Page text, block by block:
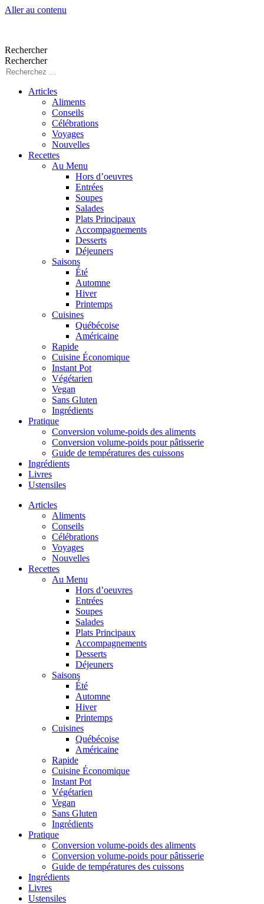
Aller au contenu
Rechercher
Rechercher
Articles
Aliments
Conseils
Célébrations
Voyages
Nouvelles
Recettes
Au Menu
Hors d’oeuvres
Entrées
Soupes
Salades
Plats Principaux
Accompagnements
Desserts
Déjeuners
Saisons
Été
Automne
Hiver
Printemps
Cuisines
Québécoise
Américaine
Rapide
Cuisine Économique
Instant Pot
Végétarien
Vegan
Sans Gluten
Ingrédients
Pratique
Conversion volume-poids des aliments
Conversion volume-poids pour pâtisserie
Guide de températures des cuissons
Ingrédients
Livres
Ustensiles
Articles
Aliments
Conseils
Célébrations
Voyages
Nouvelles
Recettes
Au Menu
Hors d’oeuvres
Entrées
Soupes
Salades
Plats Principaux
Accompagnements
Desserts
Déjeuners
Saisons
Été
Automne
Hiver
Printemps
Cuisines
Québécoise
Américaine
Rapide
Cuisine Économique
Instant Pot
Végétarien
Vegan
Sans Gluten
Ingrédients
Pratique
Conversion volume-poids des aliments
Conversion volume-poids pour pâtisserie
Guide de températures des cuissons
Ingrédients
Livres
Ustensiles